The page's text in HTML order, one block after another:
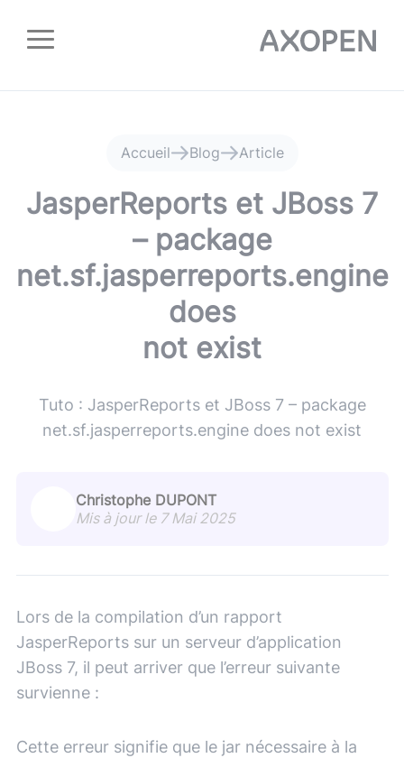
Accueil Blog Article
JasperReports et JBoss 7
– package
net.sf.jasperreports.engine
does
not exist
Tuto : JasperReports et JBoss 7 – package
net.sf.jasperreports.engine does not exist
Christophe DUPONT
Mis à jour le 7 Mai 2025
Lors de la compilation d’un rapport
JasperReports sur un serveur d’application
JBoss 7, il peut arriver que l’erreur suivante
survienne :
Cette erreur signifie que le jar nécessaire à la